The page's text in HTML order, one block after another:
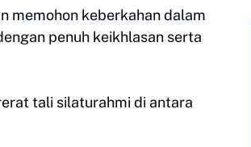
memohon keberkahan dalam
penuh keikhlasan serta
tali silaturahmi di antara